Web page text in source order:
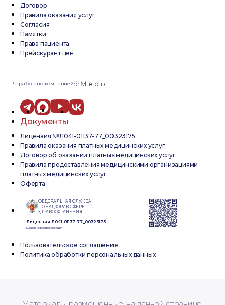
Договор
Правила оказания услуг
Согласия
Памятки
Права пациента
Прейскурант цен
Разработано компанией
Документы
Лицензия №Л041-01137-77_00323175
Правила оказания платных медицинских услуг
Договор об оказании платных медицинских услуг
Правила предоставления медицинскими организациями
платных медицинских услуг
Оферта
ФЕДЕРАЛЬНАЯ СЛУЖБА
ПО НАДЗОРУ В СФЕРЕ
ЗДРАВООХРАНЕНИЯ
Лицензия Л041-01137-77_00323175
Юридическая информация
Пользовательское соглашение
Политика обработки персональных данных